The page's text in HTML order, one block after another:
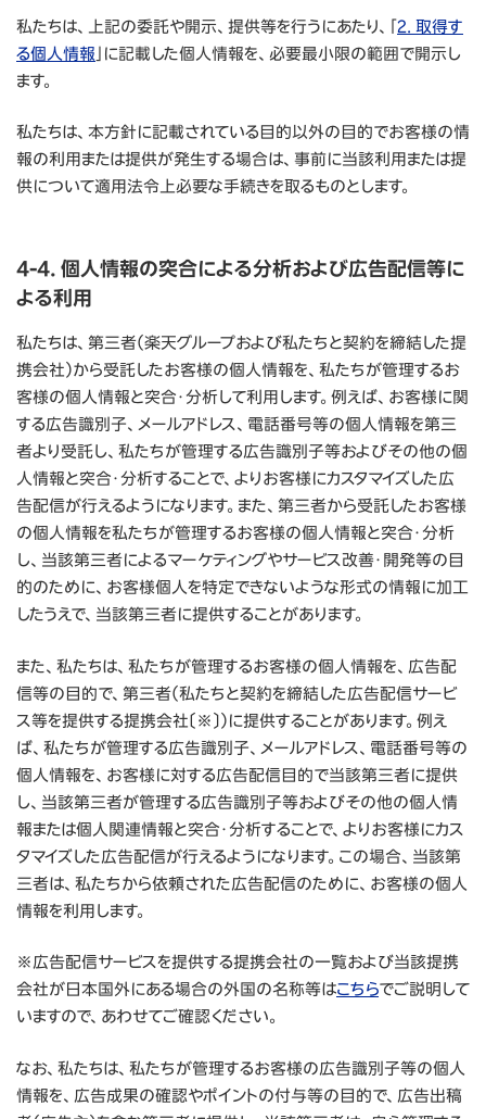
私たちは、上記の委託や開示、提供等を行うにあたり、「2. 取得す
る個人情報 」に記載した個人情報を、必要最小限の範囲で開示し
ます。
私たちは、本方針に記載されている目的以外の目的でお客様の情
報の利用または提供が発生する場合は、事前に当該利用または提
供について適用法令上必要な手続きを取るものとします。
4-4. 個人情報の突合による分析および広告配信等に
よる利用
私たちは、第三者（楽天グループおよび私たちと契約を締結した提
携会社）から受託したお客様の個人情報を、私たちが管理するお
客様の個人情報と突合・分析して利用します。例えば、お客様に関
する広告識別子、メールアドレス、電話番号等の個人情報を第三
者より受託し、私たちが管理する広告識別子等およびその他の個
人情報と突合・分析することで、よりお客様にカスタマイズした広
告配信が行えるようになります。また、第三者から受託したお客様
の個人情報を私たちが管理するお客様の個人情報と突合・分析
し、当該第三者によるマーケティングやサービス改善・開発等の目
的のために、お客様個人を特定できないような形式の情報に加工
したうえで、当該第三者に提供することがあります。
また、私たちは、私たちが管理するお客様の個人情報を、広告配
信等の目的で、第三者（私たちと契約を締結した広告配信サービ
ス等を提供する提携会社〔※〕）に提供することがあります。例え
ば、私たちが管理する広告識別子、メールアドレス、電話番号等の
個人情報を、お客様に対する広告配信目的で当該第三者に提供
し、当該第三者が管理する広告識別子等およびその他の個人情
報または個人関連情報と突合・分析することで、よりお客様にカス
タマイズした広告配信が行えるようになります。この場合、当該第
三者は、私たちから依頼された広告配信のために、お客様の個人
情報を利用します。
※広告配信サービスを提供する提携会社の一覧および当該提携
会社が日本国外にある場合の外国の名称等はこちらでご説明して
いますので、あわせてご確認ください。
なお、私たちは、私たちが管理するお客様の広告識別子等の個人
情報を、広告成果の確認やポイントの付与等の目的で、広告出稿